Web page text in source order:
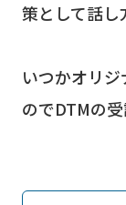
策として話し
いつかオリ
のでDTMの受